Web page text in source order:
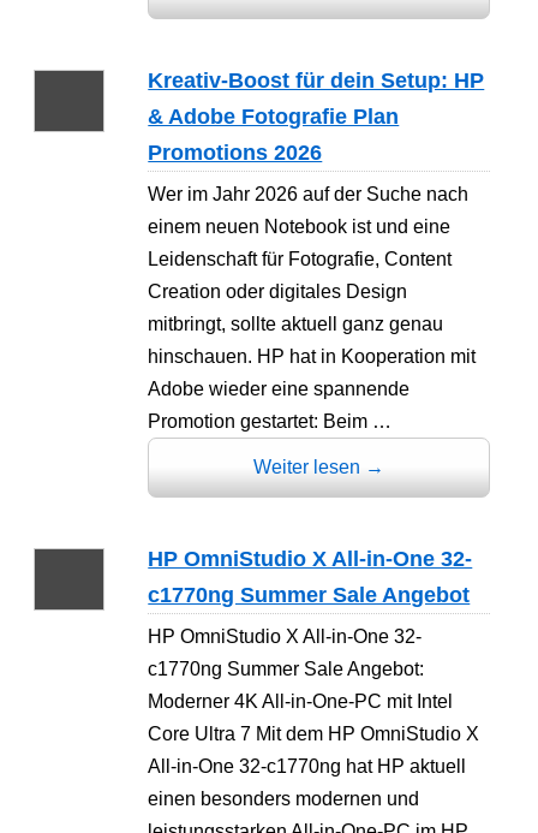
Kreativ-Boost für dein Setup: HP
& Adobe Fotografie Plan
Promotions 2026
Wer im Jahr 2026 auf der Suche nach
einem neuen Notebook ist und eine
Leidenschaft für Fotografie, Content
Creation oder digitales Design
mitbringt, sollte aktuell ganz genau
hinschauen. HP hat in Kooperation mit
Adobe wieder eine spannende
Promotion gestartet: Beim …
Weiter lesen →
HP OmniStudio X All-in-One 32-
c1770ng Summer Sale Angebot
HP OmniStudio X All-in-One 32-
c1770ng Summer Sale Angebot:
Moderner 4K All-in-One-PC mit Intel
Core Ultra 7 Mit dem HP OmniStudio X
All-in-One 32-c1770ng hat HP aktuell
einen besonders modernen und